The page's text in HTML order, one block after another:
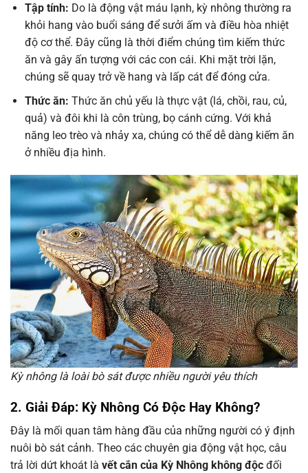
Tập tính: Do là động vật máu lạnh, kỳ nhông thường ra
khỏi hang vào buổi sáng để sưởi ấm và điều hòa nhiệt
độ cơ thể. Đây cũng là thời điểm chúng tìm kiếm thức
ăn và gây ấn tượng với các con cái. Khi mặt trời lặn,
chúng sẽ quay trở về hang và lấp cát để đóng cửa.
Thức ăn: Thức ăn chủ yếu là thực vật (lá, chồi, rau, củ,
quả) và đôi khi là côn trùng, bọ cánh cứng. Với khả
năng leo trèo và nhảy xa, chúng có thể dễ dàng kiếm ăn
ở nhiều địa hình.
Kỳ nhông là loài bò sát được nhiều người yêu thích
2. Giải Đáp: Kỳ Nhông Có Độc Hay Không?
Đây là mối quan tâm hàng đầu của những người có ý định
nuôi bò sát cảnh. Theo các chuyên gia động vật học, câu
trả lời dứt khoát là vết cắn của Kỳ Nhông không độc đối